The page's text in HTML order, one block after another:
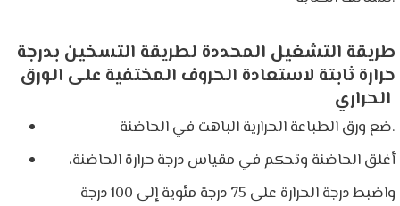
طريقة التشغيل المحددة لطريقة التسخين بدرجة
حرارة ثابتة لاستعادة الحروف المختفية على الورق
ضع ورق الطباعة الحرارية الباهت في الحاضنة.
أغلق الحاضنة وتحكم في مقياس درجة حرارة الحاضنة،
واضبط درجة الحرارة على 75 درجة مئوية إلى 100 درجة